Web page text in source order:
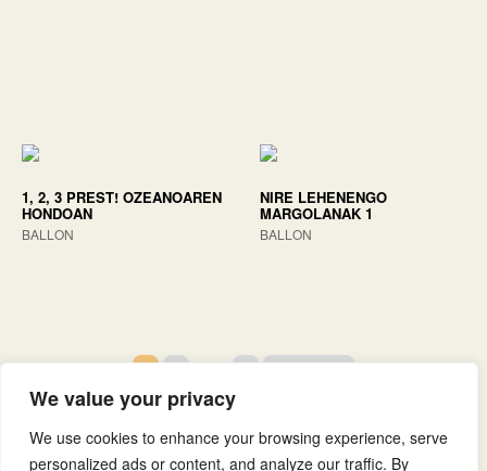
We value your privacy
We use cookies to enhance your browsing experience, serve
personalized ads or content, and analyze our traffic. By
1, 2, 3 PREST! OZEANOAREN
HONDOAN
BALLON
NIRE LEHENENGO
MARGOLANAK 1
BALLON
1 2 … 4 Hurrengoa